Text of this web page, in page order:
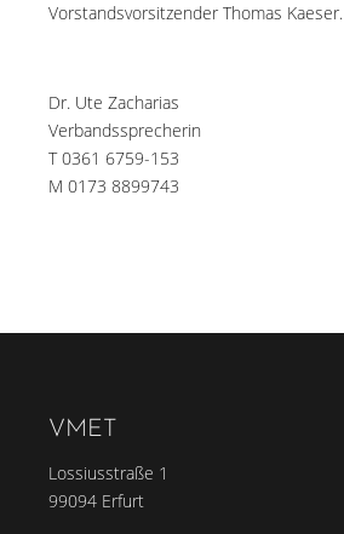
Vorstandsvorsitzender Thomas Kaeser.
Dr. Ute Zacharias
Verbandssprecherin
T 0361 6759-153
M 0173 8899743
VMET
Lossiusstraße 1
99094 Erfurt